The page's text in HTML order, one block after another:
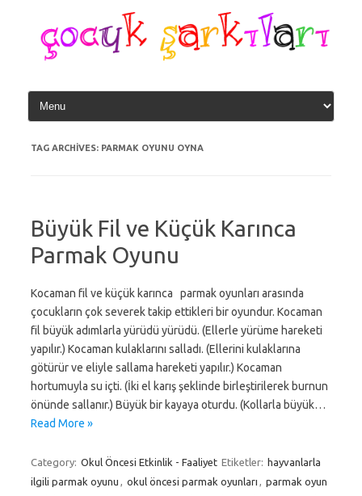
content
TAG ARCHIVES: PARMAK OYUNU OYNA
Büyük Fil ve Küçük Karınca
Parmak Oyunu
Kocaman fil ve küçük karınca parmak oyunları arasında
çocukların çok severek takip ettikleri bir oyundur. Kocaman
fil büyük adımlarla yürüdü yürüdü. (Ellerle yürüme hareketi
yapılır.) Kocaman kulaklarını salladı. (Ellerini kulaklarına
götürür ve eliyle sallama hareketi yapılır.) Kocaman
hortumuyla su içti. (İki el karış şeklinde birleştirilerek burnun
önünde sallanır.) Büyük bir kayaya oturdu. (Kollarla büyük…
Read More »
Category: Okul Öncesi Etkinlik - Faaliyet Etiketler: hayvanlarla
ilgili parmak oyunu
okul öncesi parmak oyunları
parmak oyun